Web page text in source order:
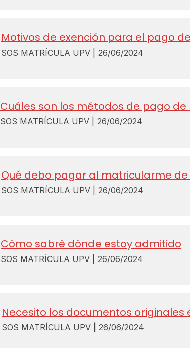
Motivos de exención para el pago
SOS MATRÍCULA UPV | 26/06/2024
Cuáles son los métodos de pago
SOS MATRÍCULA UPV | 26/06/2024
Qué debo pagar al matricularme
SOS MATRÍCULA UPV | 26/06/2024
Cómo sabré dónde estoy admitido
SOS MATRÍCULA UPV | 26/06/2024
Necesito los documentos originales
SOS MATRÍCULA UPV | 26/06/2024